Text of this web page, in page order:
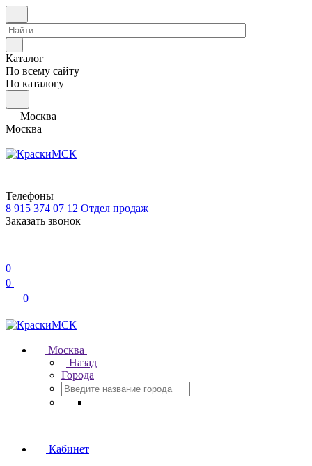
Каталог
По всему сайту
По каталогу
Москва
Москва
Телефоны
8 915 374 07 12 Отдел продаж
Заказать звонок
0
0
0
Москва
Назад
Города
Кабинет